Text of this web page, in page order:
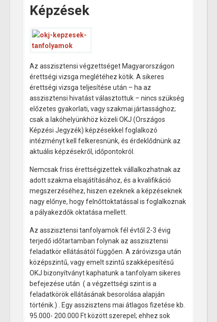
Képzések
Az asszisztensi végzettséget Magyarországon
érettségi vizsga meglétéhez kötik. A sikeres
érettségi vizsga teljesítése után – ha az
asszisztensi hivatást választottuk – nincs szükség
előzetes gyakorlati, vagy szakmai jártassághoz;
csak a lakóhelyünkhöz közeli OKJ (Országos
Képzési Jegyzék) képzésekkel foglalkozó
intézményt kell felkeresnünk, és érdeklődnünk az
aktuális képzésekről, időpontokról.
Nemcsak friss érettségizettek vállalkozhatnak az
adott szakma elsajátításához, és a kvalifikáció
megszerzéséhez, hiszen ezeknek a képzéseknek
nagy előnye, hogy felnőttoktatással is foglalkoznak
a pályakezdők oktatása mellett.
Az asszisztensi tanfolyamok fél évtől 2-3 évig
terjedő időtartamban folynak az asszisztensi
feladatkör ellátásától függően. A záróvizsga után
középszintű, vagy emelt szintű szakképesítésű
OKJ bizonyítványt kaphatunk a tanfolyam sikeres
befejezése után ( a végzettségi szint is a
feladatkörök ellátásának besorolása alapján
történik.) . Egy asszisztens mai átlagos fizetése kb.
95.000- 200.000 Ft között szerepel; ehhez sok